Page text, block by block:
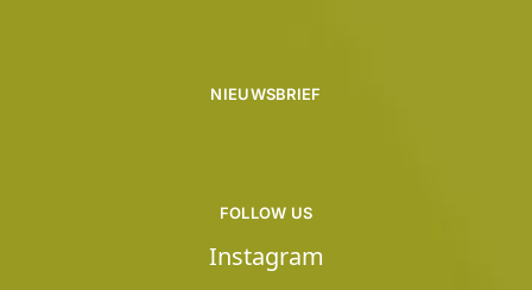
NIEUWSBRIEF
FOLLOW US
Instagram